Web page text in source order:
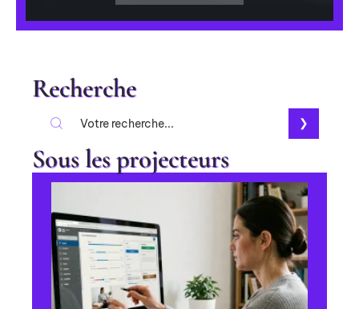
Recherche
Sous les projecteurs